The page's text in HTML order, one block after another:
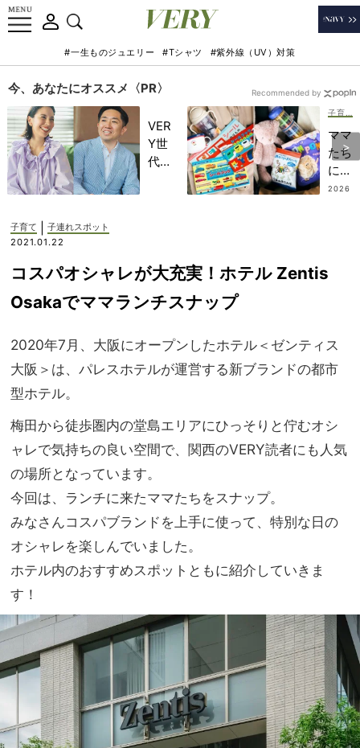
#一生ものジュエリー #Tシャツ #紫外線（UV）対策
今、あなたにオススメ〈PR〉
VER
Y世
代が
んと
考え
る
今、
NO
TEL
な
の？
」
ママ
たち
に欠
かせ
のピ
ンチ
2026
Recommended by
子育て
子連れスポット
2021.01.22
コスパオシャレが大充実！ホテル Zentis
Osakaでママランチスナップ
2020年7月、大阪にオープンしたホテル＜ゼンティス
大阪＞は、パレスホテルが運営する新ブランドの都市
型ホテル。
梅田から徒歩圏内の堂島エリアにひっそりと佇むオシ
ャレで気持ちの良い空間で、関西のVERY読者にも人気
の場所となっています。
今回は、ランチに来たママたちをスナップ。
みなさんコスパブランドを上手に使って、特別な日の
オシャレを楽しんでいました。
ホテル内のおすすめスポットともに紹介していきま
す！